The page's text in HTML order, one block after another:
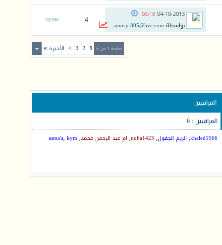
04-10-2013
03:18
بواسطةamory-805@live.com
4
20,590
صفحة 1 من 6 1
2
3
> الأخيرة »
المراقبين
المراقبين : 6
khaled1966
, الريم الجفول,
nuha1423
, ام عبد الرحمن محمد,
asma'a, kym